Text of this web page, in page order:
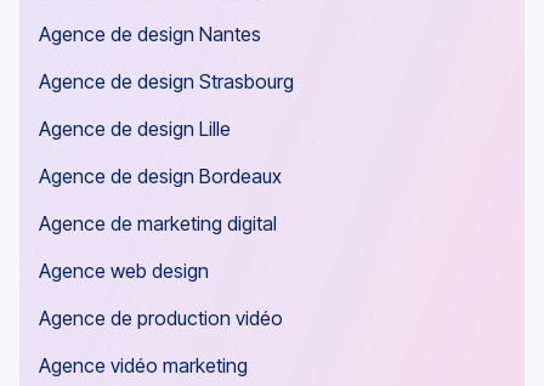
Agence de design Nantes
Agence de design Strasbourg
Agence de design Lille
Agence de design Bordeaux
Agence de marketing digital
Agence web design
Agence de production vidéo
Agence vidéo marketing